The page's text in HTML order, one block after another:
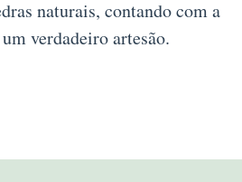
naturais, contando com a
verdadeiro artesão.